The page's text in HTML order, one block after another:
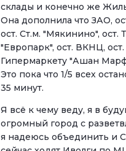
склады и конечно же
Она дополнила что ЗАО,
ост. Ст.м. "Мякинино",
"Европарк", ост. ВКНЦ,
Гипермаркету "Ашан
Это пока что 1/5 всех
35 минут.
Я всё к чему веду, я в
огромный город с
я надеюсь объединить и